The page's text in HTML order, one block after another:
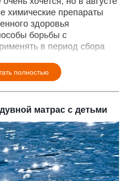
химические препараты
здоровья
борьбы с
в период сбора
полностью
матрас с детьми